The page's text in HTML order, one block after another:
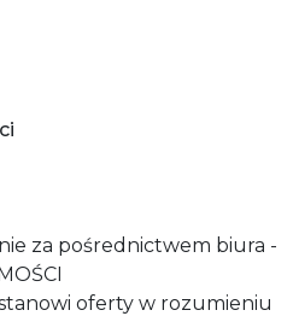
za pośrednictwem biura -
oferty w rozumieniu